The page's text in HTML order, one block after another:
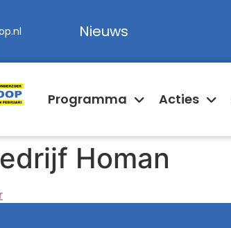
Nieuws
Programma Acties
Homan